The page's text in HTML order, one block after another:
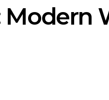
Modern